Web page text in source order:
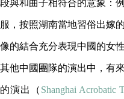
段與和曲子相符合的意象：
服，按照湖南當地習俗出嫁
像的結合充分表現中國的女
其他中國團隊的演出中，有
的演出（ Shanghai Acrobatic